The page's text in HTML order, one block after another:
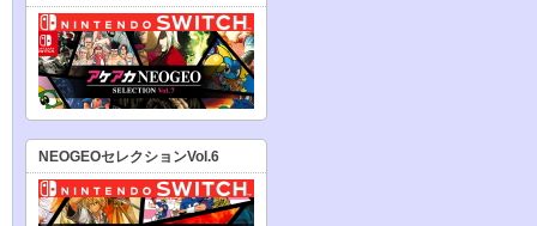
NEOGEOセレクションVol.6